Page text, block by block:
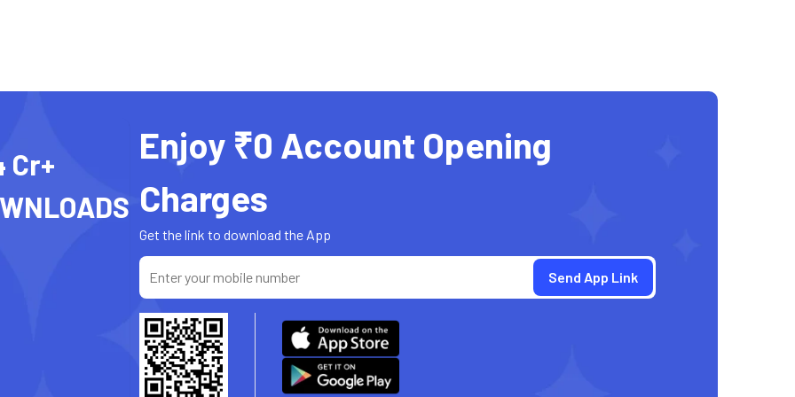
Cr+
Enjoy ₹0 Account Opening
Charges
Get the link to download the App